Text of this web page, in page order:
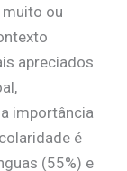
ou
apreciados
importância
é
(55%) e